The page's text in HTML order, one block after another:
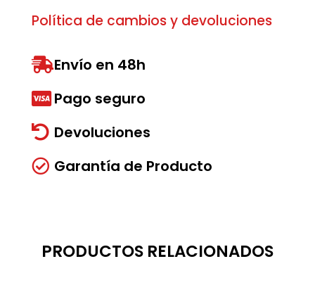
cantidad
Política de cambios y devoluciones
Envío en 48h
 Pago seguro
 Devoluciones
 Garantía de Producto
PRODUCTOS RELACIONADOS